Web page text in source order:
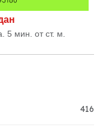
5 мин. от ст. м.
416